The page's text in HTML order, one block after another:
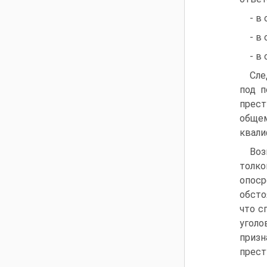
- в
- в
- в
под
что